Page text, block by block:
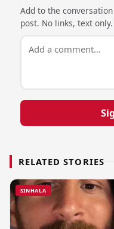
Add to the
post. No links, text only.
RELATED STORIES
SINHALA